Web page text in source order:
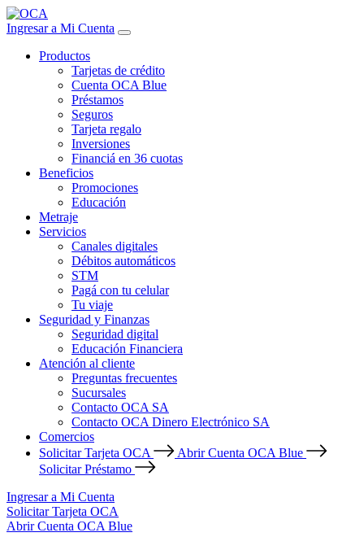
Ingresar a Mi Cuenta
Productos
Tarjetas de crédito
Cuenta OCA Blue
Préstamos
Seguros
Tarjeta regalo
Inversiones
Financiá en 36 cuotas
Beneficios
Promociones
Educación
Metraje
Servicios
Canales digitales
Débitos automáticos
STM
Pagá con tu celular
Tu viaje
Seguridad y Finanzas
Seguridad digital
Educación Financiera
Atención al cliente
Preguntas frecuentes
Sucursales
Contacto OCA SA
Contacto OCA Dinero Electrónico SA
Comercios
Solicitar Tarjeta OCA
Abrir Cuenta OCA Blue
Solicitar Préstamo
Ingresar a Mi Cuenta
Solicitar Tarjeta OCA
Abrir Cuenta OCA Blue